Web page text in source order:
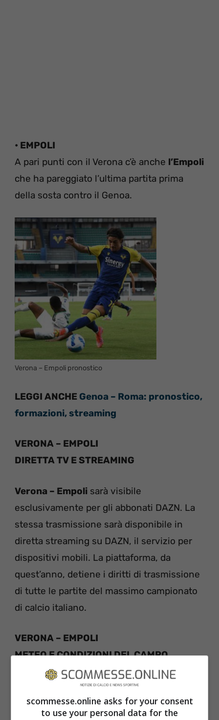
• EMPOLI
A pari punti con il Verona c’è anche l’Empoli
che ha pareggiato l’ultima partita prima
della sosta contro il Genoa.
Verona – Empoli pronostico
LEGGI ANCHE Genoa – Roma: pronostico,
formazioni, streaming
VERONA – EMPOLI
DIRETTA TV E STREAMING
Verona – Empoli sarà visibile
esclusivamente per gli abbonati DAZN. La
stessa trasmissione sarà disponibile in
diretta streaming su DAZN, il servizio per
dispositivi mobili. La piattaforma, da
quest’anno, detiene i diritti di trasmissione
di tutte le partite del massimo campionato
di calcio italiano.
VERONA – EMPOLI
METEO E CONDIZIONI DEL CAMPO
Previsioni meteo: 12 gradi, nuvoloso,
campo in ottimo stato.
scommesse.online asks for your consent
to use your personal data for the